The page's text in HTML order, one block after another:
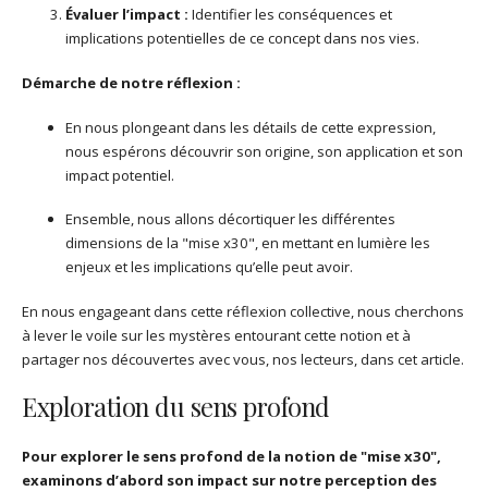
Évaluer l’impact : Identifier les conséquences et
implications potentielles de ce concept dans nos vies.
Démarche de notre réflexion :
En nous plongeant dans les détails de cette expression,
nous espérons découvrir son origine, son application et son
impact potentiel.
Ensemble, nous allons décortiquer les différentes
dimensions de la "mise x30", en mettant en lumière les
enjeux et les implications qu’elle peut avoir.
En nous engageant dans cette réflexion collective, nous cherchons
à lever le voile sur les mystères entourant cette notion et à
partager nos découvertes avec vous, nos lecteurs, dans cet article.
Exploration du sens profond
Pour explorer le sens profond de la notion de "mise x30",
examinons d’abord son impact sur notre perception des